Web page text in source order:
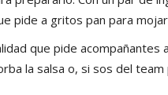
pide a gritos pan para
que pide acompañantes
la salsa o, si sos del